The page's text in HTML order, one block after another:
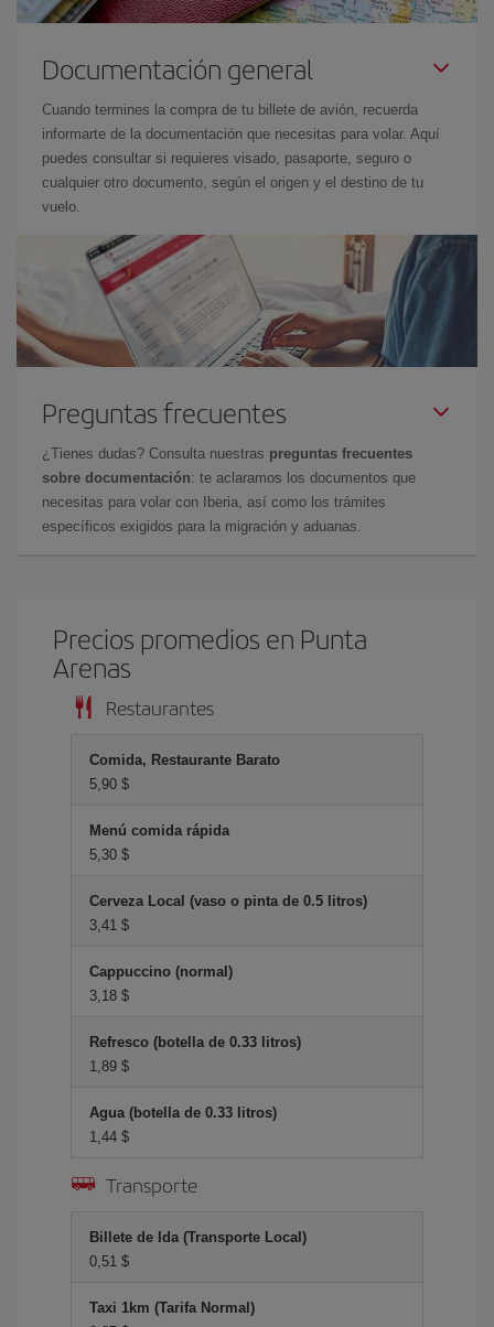
Documentación general
Cuando termines la compra de tu billete de avión, recuerda
informarte de la documentación que necesitas para volar. Aquí
puedes consultar si requieres visado, pasaporte, seguro o
cualquier otro documento, según el origen y el destino de tu
vuelo.
Preguntas frecuentes
¿Tienes dudas? Consulta nuestras preguntas frecuentes
sobre documentación: te aclaramos los documentos que
necesitas para volar con Iberia, así como los trámites
específicos exigidos para la migración y aduanas.
Precios promedios en Punta
Arenas
Restaurantes
Comida, Restaurante Barato
5,90 $
Menú comida rápida
5,30 $
Cerveza Local (vaso o pinta de 0.5 litros)
3,41 $
Cappuccino (normal)
3,18 $
Refresco (botella de 0.33 litros)
1,89 $
Agua (botella de 0.33 litros)
1,44 $
Transporte
Billete de Ida (Transporte Local)
0,51 $
Taxi 1km (Tarifa Normal)